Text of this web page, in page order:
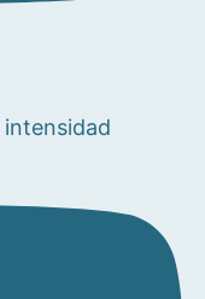
intensidad